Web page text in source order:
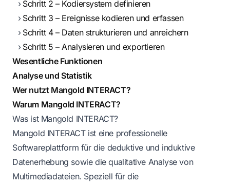
Schritt 2 – Kodiersystem definieren
Schritt 3 – Ereignisse kodieren und erfassen
Schritt 4 – Daten strukturieren und anreichern
Schritt 5 – Analysieren und exportieren
Wesentliche Funktionen
Analyse und Statistik
Wer nutzt Mangold INTERACT?
Warum Mangold INTERACT?
Was ist Mangold INTERACT?
Mangold INTERACT ist eine professionelle
Softwareplattform für die deduktive und induktive
Datenerhebung sowie die qualitative Analyse von
Multimediadateien. Speziell für die